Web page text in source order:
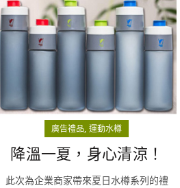
廣告禮品 運動水樽
降溫一夏，身心清涼！
此次為企業商家帶來夏日水樽系列的禮